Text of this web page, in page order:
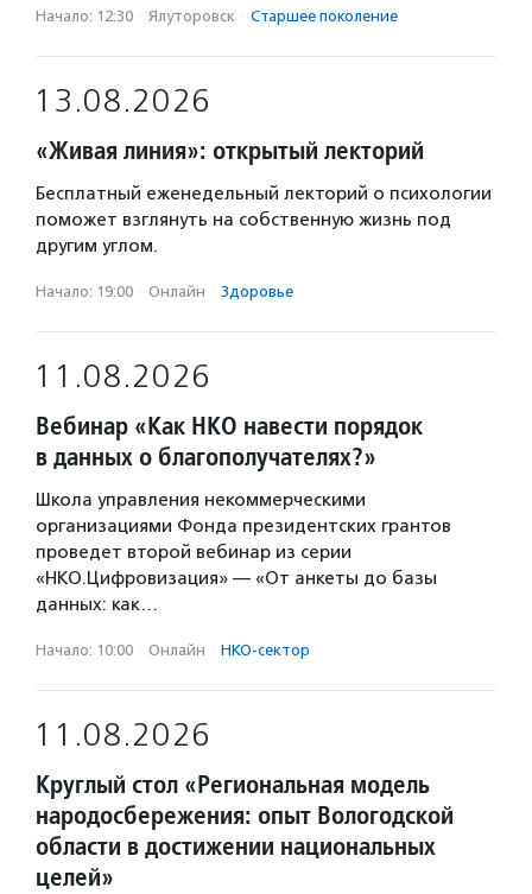
Начало: 12:30 · Ялуторовск · Старшее поколение
13.08.2026
«Живая линия»: открытый лекторий
Бесплатный еженедельный лекторий о психологии
поможет взглянуть на собственную жизнь под
другим углом.
Начало: 19:00 · Онлайн · Здоровье
11.08.2026
Вебинар «Как НКО навести порядок
в данных о благополучателях?»
Школа управления некоммерческими
организациями Фонда президентских грантов
проведет второй вебинар из серии
«НКО.Цифровизация» — «От анкеты до базы
данных: как…
Начало: 10:00 · Онлайн · НКО-сектор
11.08.2026
Круглый стол «Региональная модель
народосбережения: опыт Вологодской
области в достижении национальных
целей»